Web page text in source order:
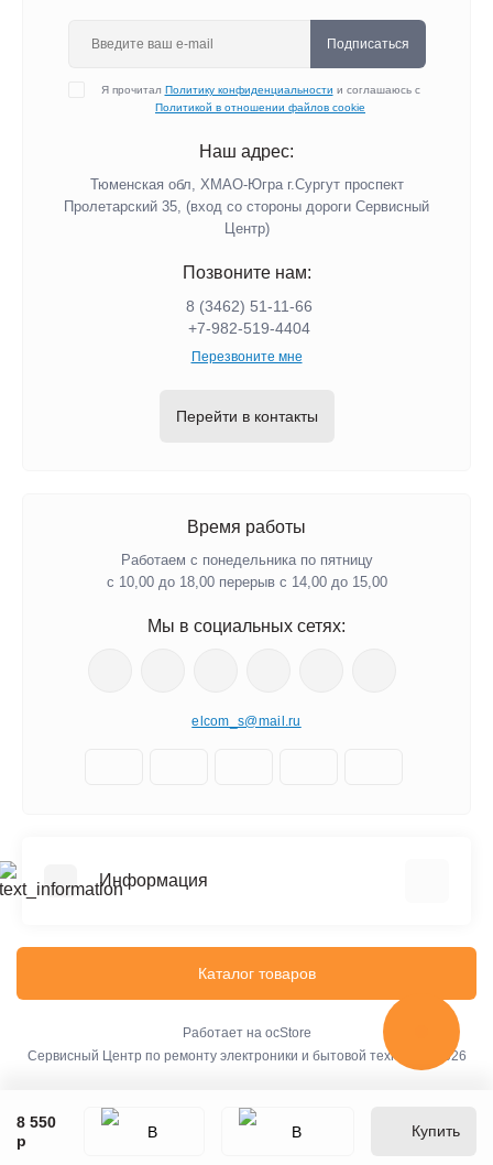
8 550
р
Купить
Подписаться
Я прочитал Политику конфиденциальности и соглашаюсь с
Политикой в отношении файлов cookie
Наш адрес:
Тюменская обл, ХМАО-Югра г.Сургут проспект
Пролетарский 35, (вход со стороны дороги Сервисный
Центр)
Позвоните нам:
8 (3462) 51-11-66
+7-982-519-4404
Перезвоните мне
Перейти в контакты
Время работы
Работаем с понедельника по пятницу
с 10,00 до 18,00 перерыв с 14,00 до 15,00
Мы в социальных сетях:
elcom_s@mail.ru
Информация
О компании
Стоимость услуг
Обучение и тестирование
Каталог товаров
Работает на ocStore
Сервисный Центр по ремонту электроники и бытовой техники © 2026